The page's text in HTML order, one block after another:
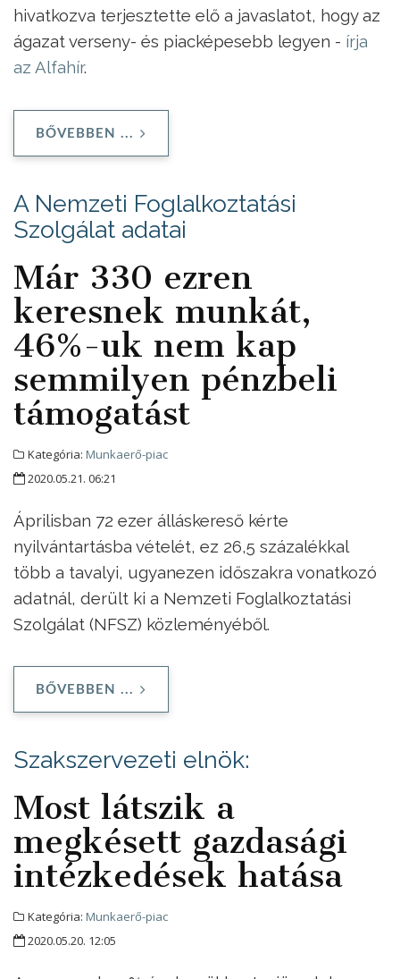
hivatkozva terjesztette elő a javaslatot, hogy az
ágazat verseny- és piacképesebb legyen - írja
az Alfahír.
BŐVEBBEN ...
A Nemzeti Foglalkoztatási
Szolgálat adatai
Már 330 ezren
keresnek munkát,
46%-uk nem kap
semmilyen pénzbeli
támogatást
Kategória: Munkaerő-piac
2020.05.21. 06:21
Áprilisban 72 ezer álláskereső kérte
nyilvántartásba vételét, ez 26,5 százalékkal
több a tavalyi, ugyanezen időszakra vonatkozó
adatnál, derült ki a Nemzeti Foglalkoztatási
Szolgálat (NFSZ) közleményéből.
BŐVEBBEN ...
Szakszervezeti elnök:
Most látszik a
megkésett gazdasági
intézkedések hatása
Kategória: Munkaerő-piac
2020.05.20. 12:05